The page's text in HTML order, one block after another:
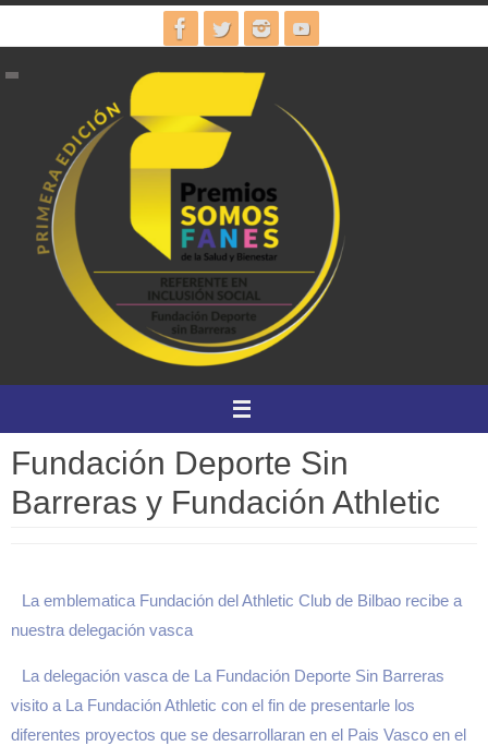
al
contenido
Fundación Deporte Sin
Barreras y Fundación Athletic
La emblematica Fundación del Athletic Club de Bilbao recibe a
nuestra delegación vasca
La delegación vasca de La Fundación Deporte Sin Barreras
visito a La Fundación Athletic con el fin de presentarle los
diferentes proyectos que se desarrollaran en el Pais Vasco en el